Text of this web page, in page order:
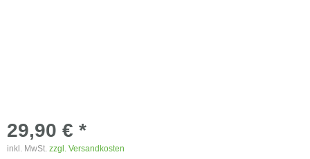
29,90 € *
inkl. MwSt. zzgl. Versandkosten